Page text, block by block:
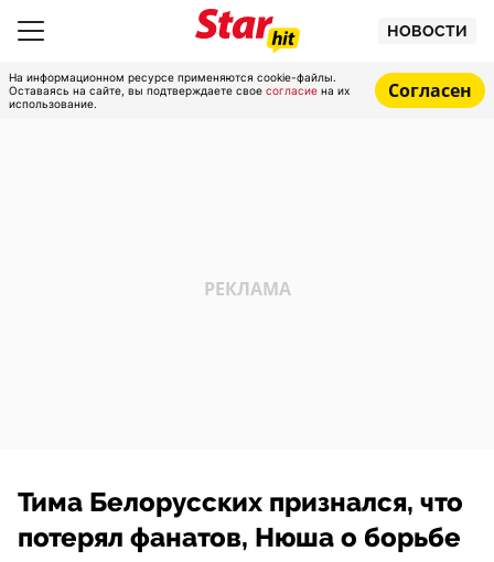
НОВОСТИ
На информационном ресурсе применяются cookie-файлы.
Оставаясь на сайте, вы подтверждаете свое согласие на их
использование.
Согласен
Тима Белорусских признался, что
потерял фанатов, Нюша о борьбе